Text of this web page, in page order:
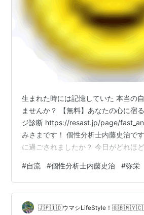
生まれた時には記憶していた 本当の
ませんか？ 【無料】あなたの心に宿
ジ診断 https://resast.jp/page/
みさまです！ 個性分析士内藤史治で
に過ごされましたか？ 今日がどれほ
て思い切ってアクセル踏むべき人 ✅
な人 あなたはどちらですか？ あなた
ますか？ それを知るためにも、 人生
おきませんか？ 個別相談受付中！
#自流 #個性分析士内藤史治 #弥栄
🇯🇵🇮🇩ウマシLifeStyle！